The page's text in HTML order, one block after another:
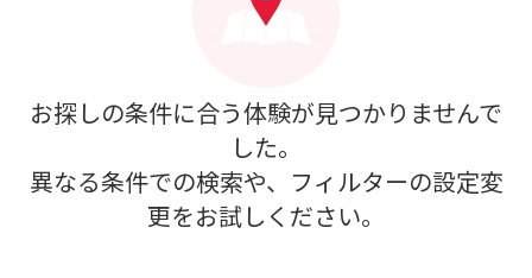
お探しの条件に合う体験が見つかりませんで
した。
異なる条件での検索や、フィルターの設定変
更をお試しください。